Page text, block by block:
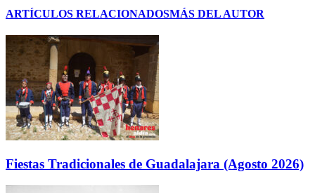
ARTÍCULOS RELACIONADOSMÁS DEL AUTOR
Fiestas Tradicionales de Guadalajara (Agosto 2026)